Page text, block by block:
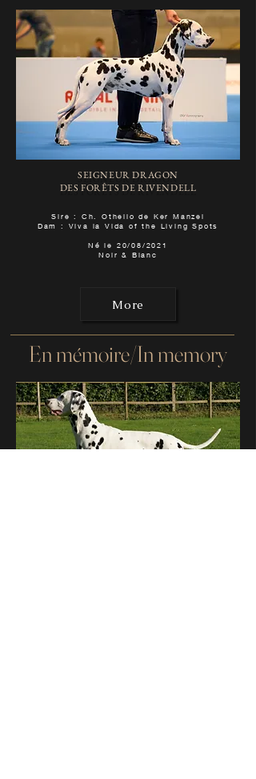
SEIGNEUR DRAGON
DES FORÊTS DE RIVENDELL
Sire : Ch. Othello de Ker Manzel
Dam : Viva la Vida of the Living Spots
Né le 20/08/2021
Noir & Blanc
More
En mémoire/In memory